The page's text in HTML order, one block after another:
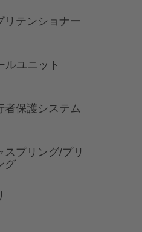
リテンショナー
ルユニット
者保護システム
スプリング/プリ
グ